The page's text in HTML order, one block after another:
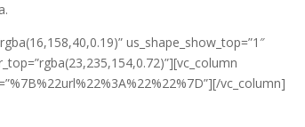
us_shape_show_top=”1″
vc_column]